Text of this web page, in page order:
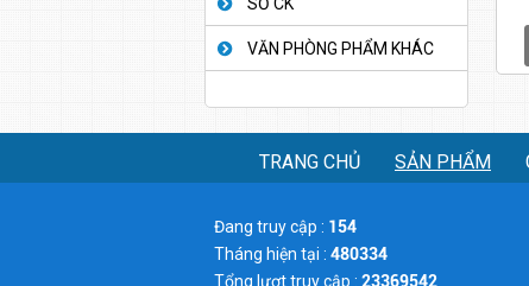
VĂN PHÒNG PHẨM KHÁC
TRANG CHỦ SẢN PHẨM
Đang truy cập : 154
Tháng hiện tại : 480334
Tổng lượt truy cập : 23369542